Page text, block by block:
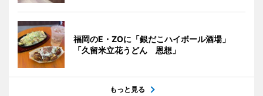
福岡のE・ZOに「銀だこハイボール酒場」
「久留米立花うどん 恩想」
もっと見る